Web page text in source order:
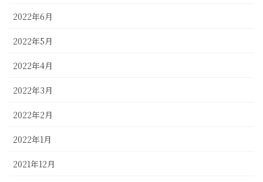
2022年6月
2022年5月
2022年4月
2022年3月
2022年2月
2022年1月
2021年12月